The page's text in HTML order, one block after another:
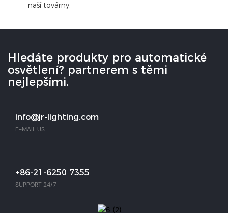
naší továrny.
Hledáte produkty pro automatické
osvětlení? partnerem s těmi
nejlepšími.
info@jr-lighting.com
E-MAIL US
+86-21-6250 7355
SUPPORT 24/7